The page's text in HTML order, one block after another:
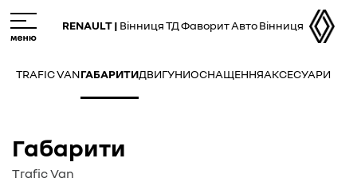
to
main
RENAULT | Вінниця ТД Фаворит Авто Вінниця
TRAFIC VANГАБАРИТИДВИГУНИОСНАЩЕННЯАКСЕСУАРИ
Габарити
Trafic Van